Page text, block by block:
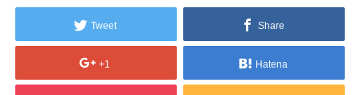
Tweet Share
+1 Hatena